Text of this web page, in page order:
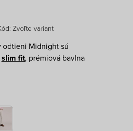
Zvoľte variant
odtieni Midnight sú
slim fit, prémiová bavlna